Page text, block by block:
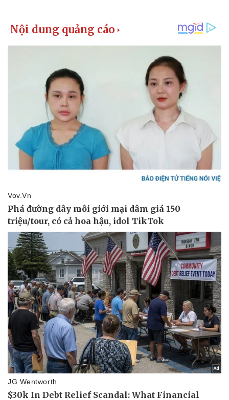
Bất động sản
Khởi nghiệp
Thị trường
Giá vàng
Tiêu dùng
Chứng khoán